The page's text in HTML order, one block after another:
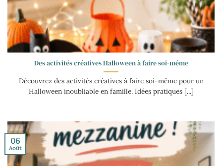
Des activités créatives Halloween à faire soi-même
Découvrez des activités créatives à faire soi-même pour un
Halloween inoubliable en famille. Idées pratiques [...]
06
Août